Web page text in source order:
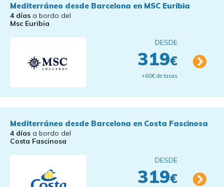
Mediterráneo desde Barcelona en MSC Euribia
4 días a bordo del
Msc Euribia
DESDE
319€
+60€ de tasas
Mediterráneo desde Barcelona en Costa Fascinosa
4 días a bordo del
Costa Fascinosa
DESDE
319€